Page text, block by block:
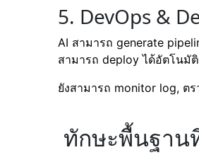
5. DevOps &
AI สามารถ generate
สามารถ deploy ได้อัตโนมั
ยังสามารถ monitor log, ต
ทักษะพื้นฐาน